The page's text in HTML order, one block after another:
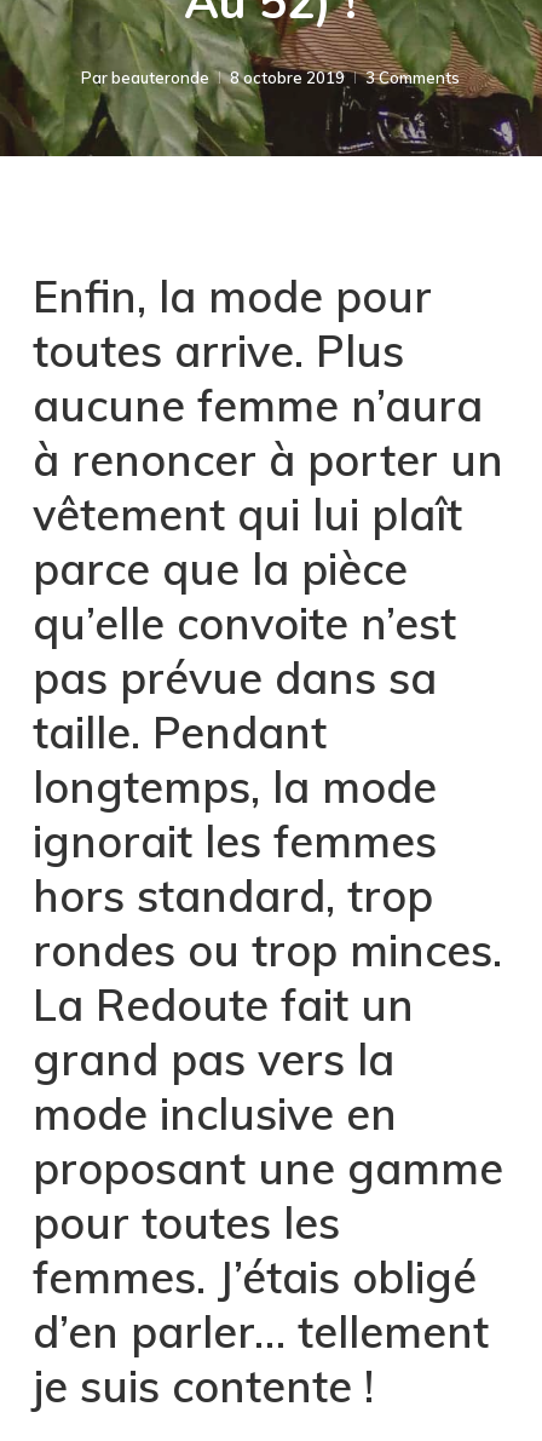
Par beauteronde 8 octobre 2019 3 Comments
Enfin, la mode pour
toutes arrive. Plus
aucune femme n’aura
à renoncer à porter un
vêtement qui lui plaît
parce que la pièce
qu’elle convoite n’est
pas prévue dans sa
taille. Pendant
longtemps, la mode
ignorait les femmes
hors standard, trop
rondes ou trop minces.
La Redoute fait un
grand pas vers la
mode inclusive en
proposant une gamme
pour toutes les
femmes. J’étais obligé
d’en parler… tellement
je suis contente !